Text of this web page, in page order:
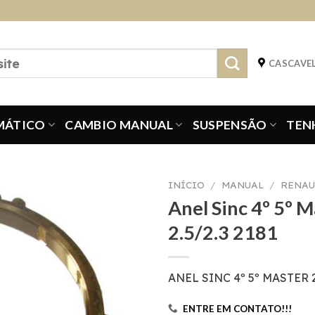
CAMBIO MANUAL SUSPENSÃO
INÍCIO / MANUAL /
Anel Sinc 4º 5º
2.5/2.3 2181
ANEL SINC 4º 5º MASTER
ENTRE EM CONTATO!!!